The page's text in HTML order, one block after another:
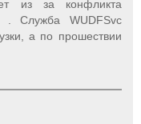
из за конфликта
. Служба WUDFSvc
а по прошествии